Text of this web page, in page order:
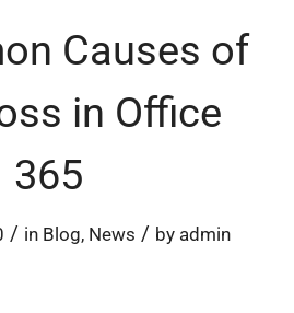
Causes of
in Office
365
/ in Blog, News / by admin